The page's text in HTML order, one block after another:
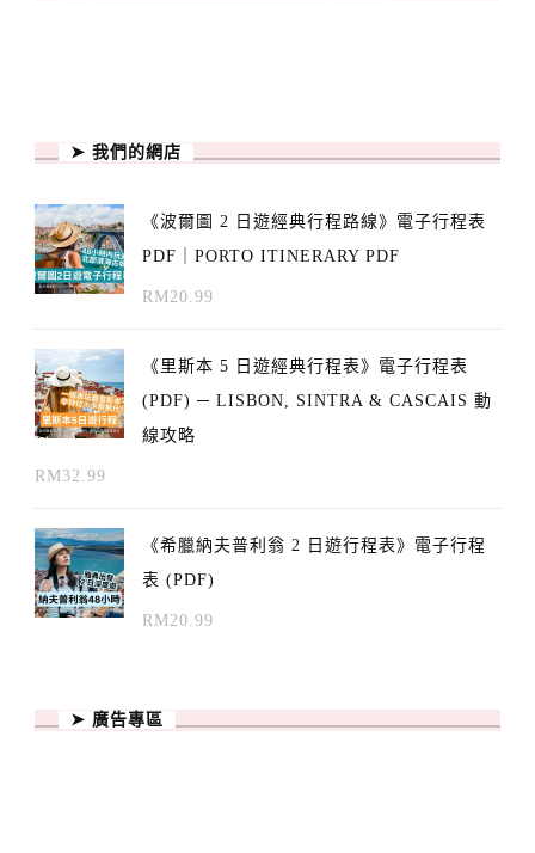
➤ 我們的網店
《波爾圖 2 日遊經典行程路線》電子行程表
PDF｜PORTO ITINERARY PDF
RM20.99
《里斯本 5 日遊經典行程表》電子行程表
(PDF) ─ LISBON, SINTRA & CASCAIS 動
線攻略
RM32.99
《希臘納夫普利翁 2 日遊行程表》電子行程
表 (PDF)
RM20.99
➤ 廣告專區